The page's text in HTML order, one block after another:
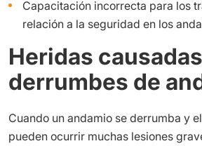
Capacitación incorrecta para los
relación a la seguridad en los
Heridas
derrumbes de
Cuando un andamio se derrumba y
pueden ocurrir muchas lesiones